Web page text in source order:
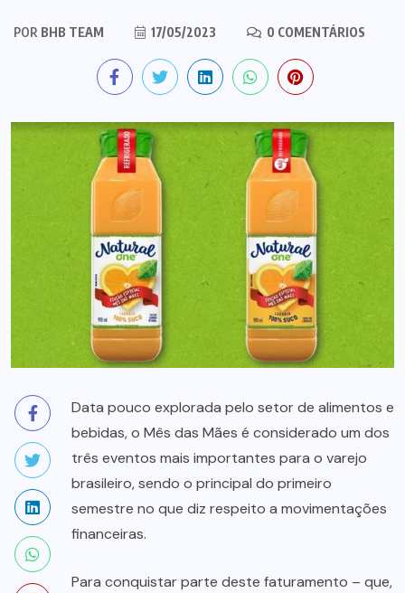
POR BHB TEAM 17/05/2023 0 COMENTÁRIOS
Data pouco explorada pelo setor de alimentos e
bebidas, o Mês das Mães é considerado um dos
três eventos mais importantes para o varejo
brasileiro, sendo o principal do primeiro
semestre no que diz respeito a movimentações
financeiras.
Para conquistar parte deste faturamento – que,